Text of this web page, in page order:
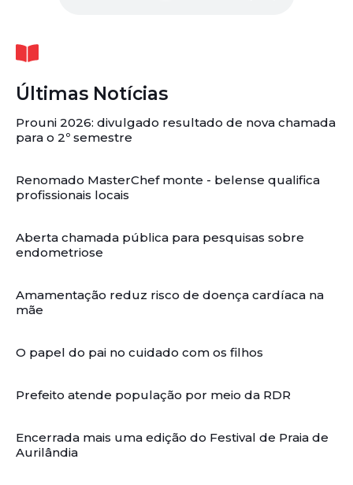
Últimas Notícias
Prouni 2026: divulgado resultado de nova chamada
para o 2º semestre
Renomado MasterChef monte - belense qualifica
profissionais locais
Aberta chamada pública para pesquisas sobre
endometriose
Amamentação reduz risco de doença cardíaca na
mãe
O papel do pai no cuidado com os filhos
Prefeito atende população por meio da RDR
Encerrada mais uma edição do Festival de Praia de
Aurilândia